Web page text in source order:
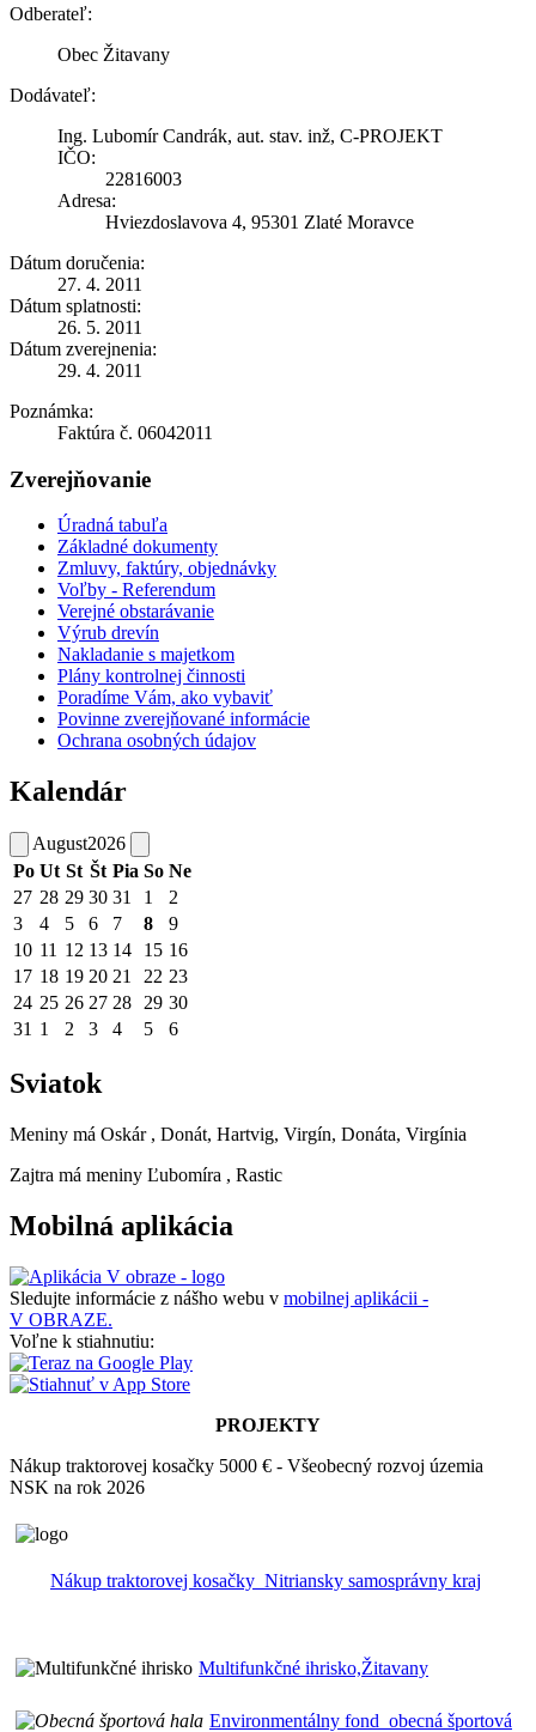
Odberateľ:
Obec Žitavany
Dodávateľ:
Ing. Lubomír Candrák, aut. stav. inž, C-PROJEKT
IČO:
22816003
Adresa:
Hviezdoslavova 4, 95301 Zlaté Moravce
Dátum doručenia:
27. 4. 2011
Dátum splatnosti:
26. 5. 2011
Dátum zverejnenia:
29. 4. 2011
Poznámka:
Faktúra č. 06042011
Zverejňovanie
Úradná tabuľa
Základné dokumenty
Zmluvy, faktúry, objednávky
Voľby - Referendum
Verejné obstarávanie
Výrub drevín
Nakladanie s majetkom
Plány kontrolnej činnosti
Poradíme Vám, ako vybaviť
Povinne zverejňované informácie
Ochrana osobných údajov
Kalendár
August2026
Po Ut St Št Pia So Ne
27 28 29 30 31 1
2
3
4 5 6 7 8
9
10 11 12 13 14 15 16
17 18 19 20 21 22 23
24 25 26 27 28 29 30
31 1 2 3 4 5 6
Sviatok
Meniny má Oskár , Donát, Hartvig, Virgín, Donáta, Virgínia
Zajtra má meniny Ľubomíra , Rastic
Mobilná aplikácia
Sledujte informácie z nášho webu v mobilnej aplikácii -
V OBRAZE.
Voľne k stiahnutiu:
PROJEKTY
Nákup traktorovej kosačky 5000 € - Všeobecný rozvoj územia
NSK na rok 2026
Nákup traktorovej kosačky_Nitriansky samosprávny kraj
Multifunkčné ihrisko,Žitavany
Environmentálny fond_obecná športová